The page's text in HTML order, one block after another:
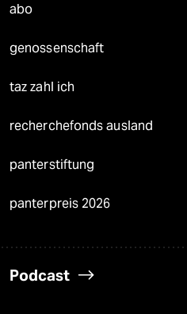
abo
genossenschaft
taz zahl ich
recherchefonds ausland
panterstiftung
panterpreis 2026
Podcast